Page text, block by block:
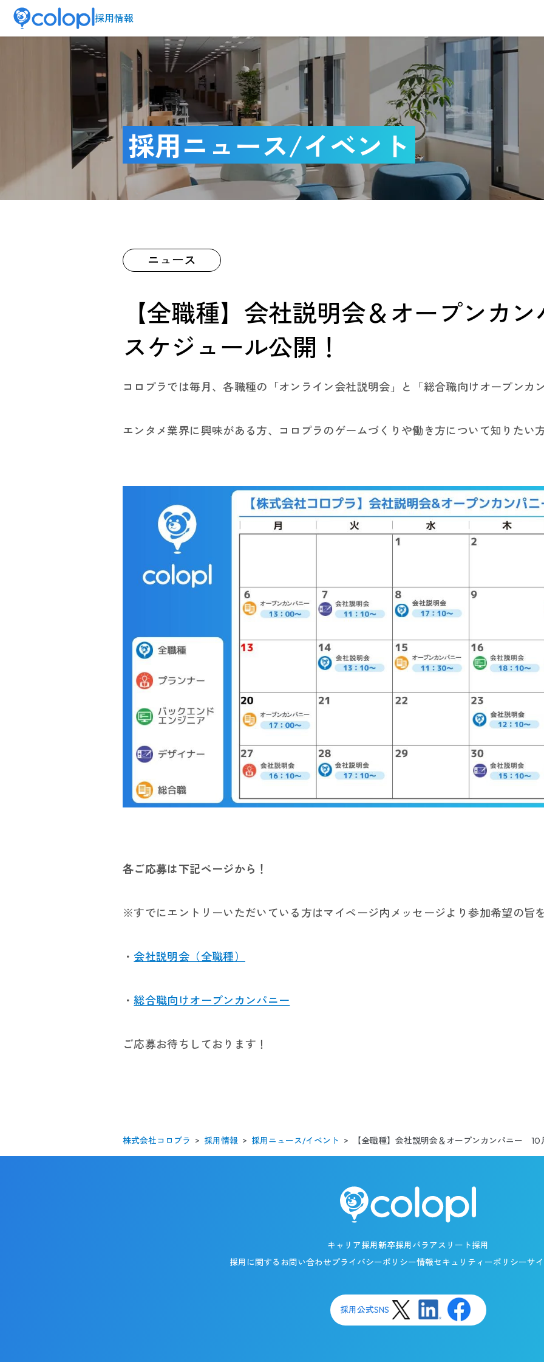
採用情報
キャリア採用
パラアスリート採用
コロプラを
働く環境
採用ニュース
インターン
採用ニュース/イベント
ニュース
【全職種】会社説明会＆オープンカ
スケジュール公開！
コロプラでは毎月、各職種の「オンライン会社説明会」と「総合職向けオープンカ
エンタメ業界に興味がある方、コロプラのゲームづくりや働き方について知りたい
各ご応募は下記ページから！
※すでにエントリーいただいている方はマイページ内メッセージより参加希望の旨
・ 会社説明会（全職種）
・総合職向けオープンカンパニー
ご応募お待ちしております！
株式会社コロプラ 採用情報 採用ニュース/イベント 【全職種】会社説明会＆オープンカンパニー 10
キャリア採用新卒採用パラアスリート採用
採用に関するお問い合わせプライバシーポリシー情報セキュリティーポリシーサ
採用公式SNS